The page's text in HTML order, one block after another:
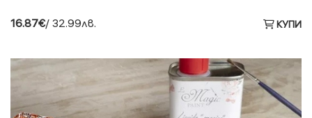
16.87€/ 32.99лв. КУПИ